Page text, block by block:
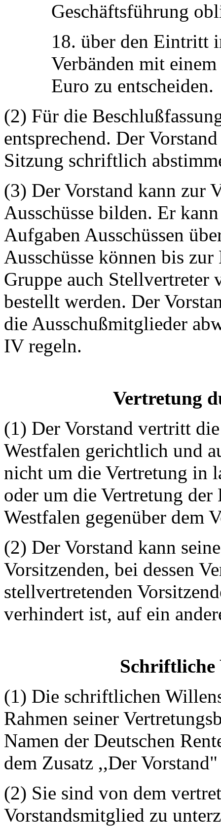
Geschäftsführung
18. über den Eintritt
Verbänden mit
Euro zu entscheiden.
(2) Für die
entsprechend. Der
Sitzung schriftlich
(3) Der Vorstand kann zur
Ausschüsse bilden. Er
Aufgaben Ausschüssen
Ausschüsse können bis
Gruppe auch Stellvertreter
bestellt werden. Der
die Ausschußmitglieder
IV regeln.
Vertretung
(1) Der Vorstand vertritt
Westfalen gerichtlich und
nicht um die Vertretung in
oder um die Vertretung der
Westfalen gegenüber dem
(2) Der Vorstand kann
Vorsitzenden, bei dessen
stellvertretenden
verhindert ist, auf ein
(1) Die schriftlichen
Rahmen seiner
Namen der Deutschen
dem Zusatz ,,Der
(2) Sie sind von dem
Vorstandsmitglied zu